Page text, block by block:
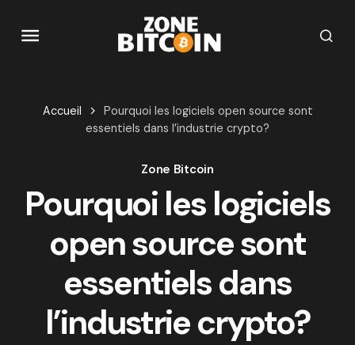
Accueil
Pourquoi les logiciels open source sont
essentiels dans l’industrie crypto?
Zone Bitcoin
Pourquoi les logiciels
open source sont
essentiels dans
l’industrie crypto?